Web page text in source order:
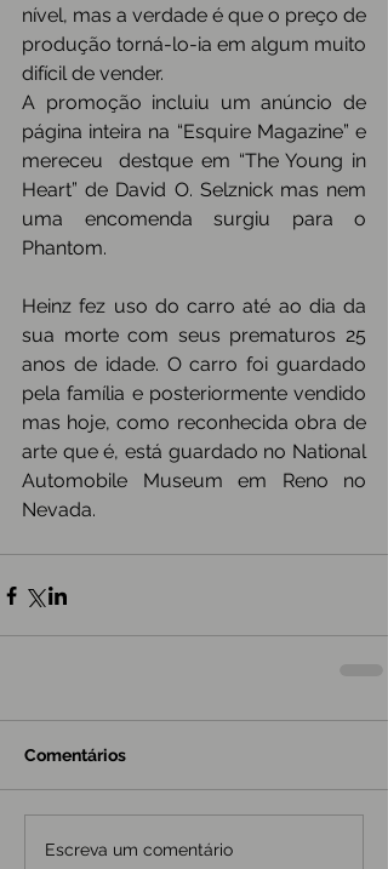
nível, mas a verdade é que o preço de
produção torná-lo-ia em algum muito
difícil de vender.
A promoção incluiu um anúncio de
página inteira na “Esquire Magazine” e
mereceu  destque em “The Young in
Heart” de David O. Selznick mas nem
uma encomenda surgiu para o
Phantom.
Heinz fez uso do carro até ao dia da
sua morte com seus prematuros 25
anos de idade. O carro foi guardado
pela família e posteriormente vendido
mas hoje, como reconhecida obra de
arte que é, está guardado no National
Automobile Museum em Reno no
Nevada.
Comentários
Escreva um comentário